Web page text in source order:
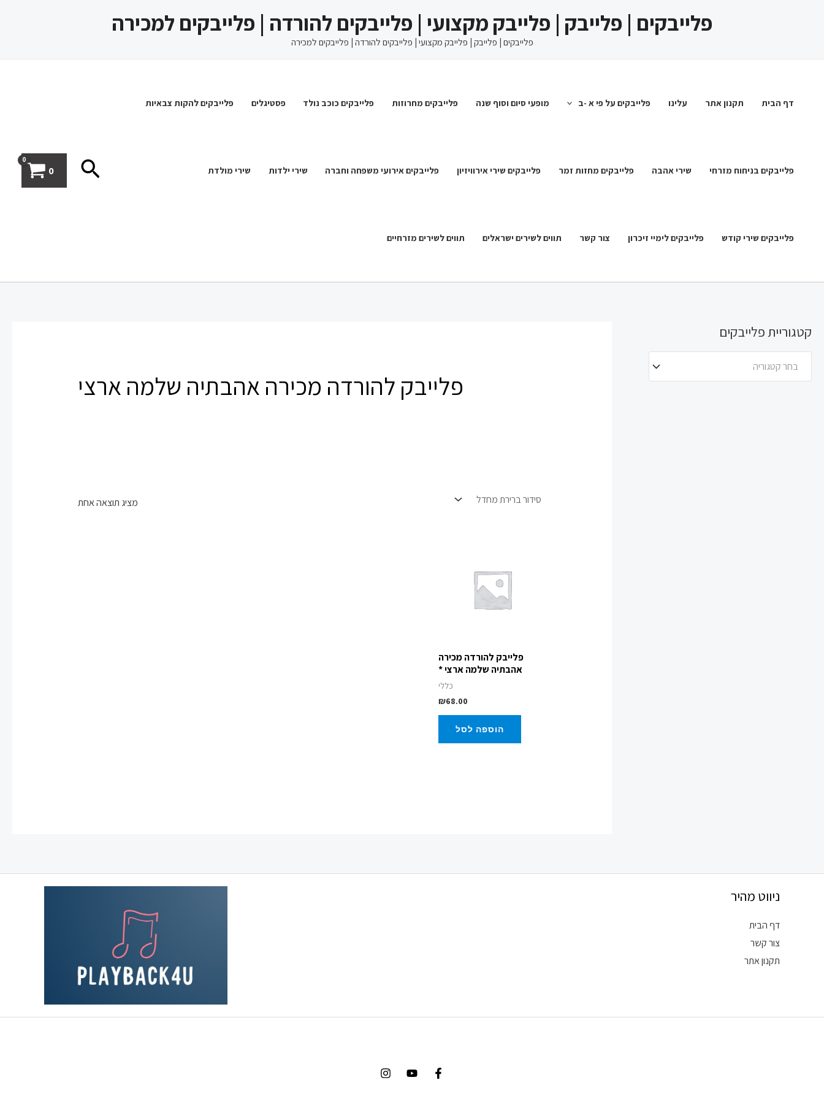
פלייבקים | פלייבק | פלייבק מקצועי | פלייבקים להורדה | פלייבקים למכירה
פלייבקים | פלייבק | פלייבק מקצועי | פלייבקים להורדה | פלייבקים למכירה
דף הבית תקנון אתר עלינו פלייבקים על פי א -ב מופעי סיום וסוף שנה פלייבקים מחרוזות פלייבקים כוכב נולד פסטיגלים פלייבקים להקות צבאיות
פלייבקים בניחוח מזרחי שירי אהבה פלייבקים מחזות זמר פלייבקים שירי אירוויזיון פלייבקים אירועי משפחה וחברה שירי ילדות שירי מולדת
פלייבקים שירי קודש פלייבקים לימיי זיכרון צור קשר תווים לשירים ישראלים תווים לשירים מזרחיים
חיפוש0
קטגוריית פלייבקים
בחר קטגוריה
פלייבק להורדה מכירה אהבתיה שלמה ארצי
מציג תוצאה אחת
פלייבק להורדה מכירה
אהבתיה שלמה ארצי *
כללי
₪68.00
הוספה לסל
ניווט מהיר
דף הבית
צור קשר
תקנון אתר